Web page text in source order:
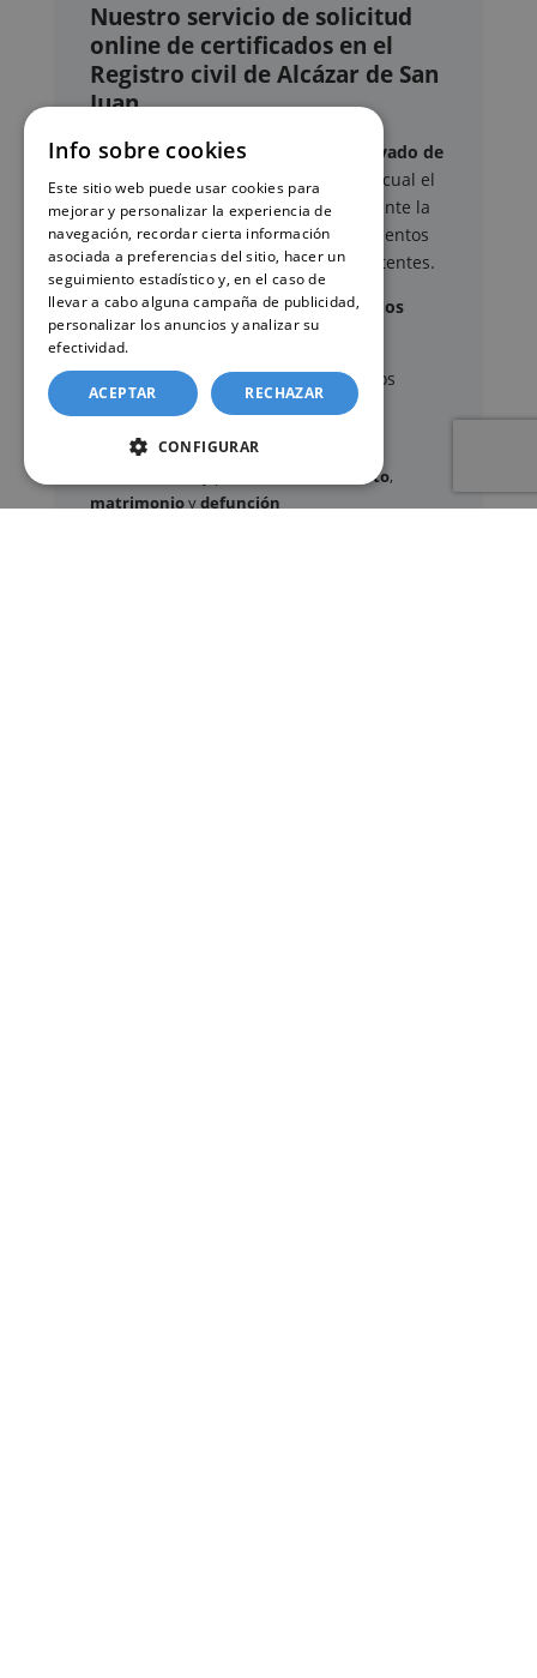
Nuestro servicio de solicitud
online de certificados en el
Registro civil de Alcázar de San
Juan
Este sitio web ofrece un
servicio privado de
gestión administrativa
mediante el cual el
usuario puede delegar voluntariamente la
tramitación de determinados documentos
oficiales ante los organismos competentes.
Documentos y trámites que podemos
gestionar
A través de nuestro servicio, podemos
gestionar, entre otros:
nacimiento,
matrimonioydefunción
Info sobre cookies
Este sitio web puede usar cookies para
mejorar y personalizar la experiencia de
navegación, recordar cierta información
asociada a preferencias del sitio, hacer un
seguimiento estadístico y, en el caso de
llevar a cabo alguna campaña de publicidad,
personalizar los anuncios y analizar su
efectividad.
ACEPTAR RECHAZAR
CONFIGURAR